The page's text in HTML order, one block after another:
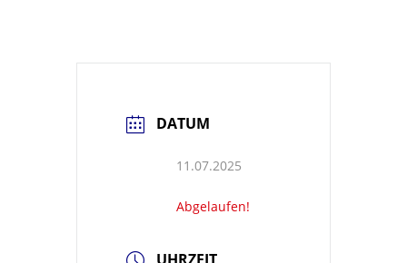
DATUM
11.07.2025
Abgelaufen!